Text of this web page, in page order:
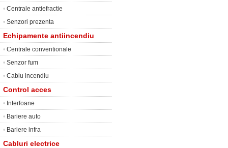
• Centrale antiefractie
• Senzori prezenta
Echipamente antiincendiu
• Centrale conventionale
• Senzor fum
• Cablu incendiu
Control acces
• Interfoane
• Bariere auto
• Bariere infra
Cabluri electrice